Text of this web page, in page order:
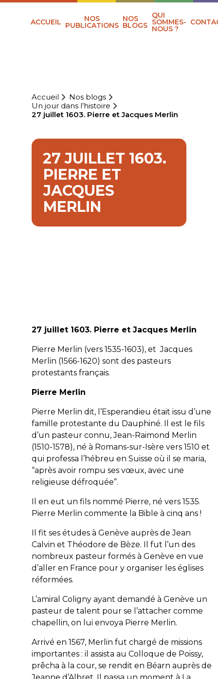
ACCUEIL NOS
PUBLICATIONS
NOS
BLOGS
QUI
SOMMES-
NOUS ?
Accueil
Nos blogs
Un jour dans l’histoire
27 juillet 1603. Pierre et Jacques Merlin
27 JUILLET 1603.
PIERRE ET
JACQUES
MERLIN
27 juillet 1603. Pierre et Jacques Merlin
Pierre Merlin (vers 1535-1603), et Jacques
Merlin (1566-1620) sont des pasteurs
protestants français.
Pierre Merlin
Pierre Merlin dit, l’Esperandieu était issu d’une
famille protestante du Dauphiné. Il est le fils
d’un pasteur connu, Jean-Raimond Merlin
(1510-1578), né à Romans-sur-Isère vers 1510 et
qui professa l’hébreu en Suisse où il se maria,
“après avoir rompu ses vœux, avec une
religieuse défroquée”.
Il en eut un fils nommé Pierre, né vers 1535.
Pierre Merlin commente la Bible à cinq ans !
Il fit ses études à Genève auprès de Jean
Calvin et Théodore de Bèze. Il fut l’un des
nombreux pasteur formés à Genève en vue
d’aller en France pour y organiser les églises
réformées.
L’amiral Coligny ayant demandé à Genève un
pasteur de talent pour se l’attacher comme
chapellin, on lui envoya Pierre Merlin.
Arrivé en 1567, Merlin fut chargé de missions
importantes : il assista au Colloque de Poissy,
prêcha à la cour, se rendit en Béarn auprès de